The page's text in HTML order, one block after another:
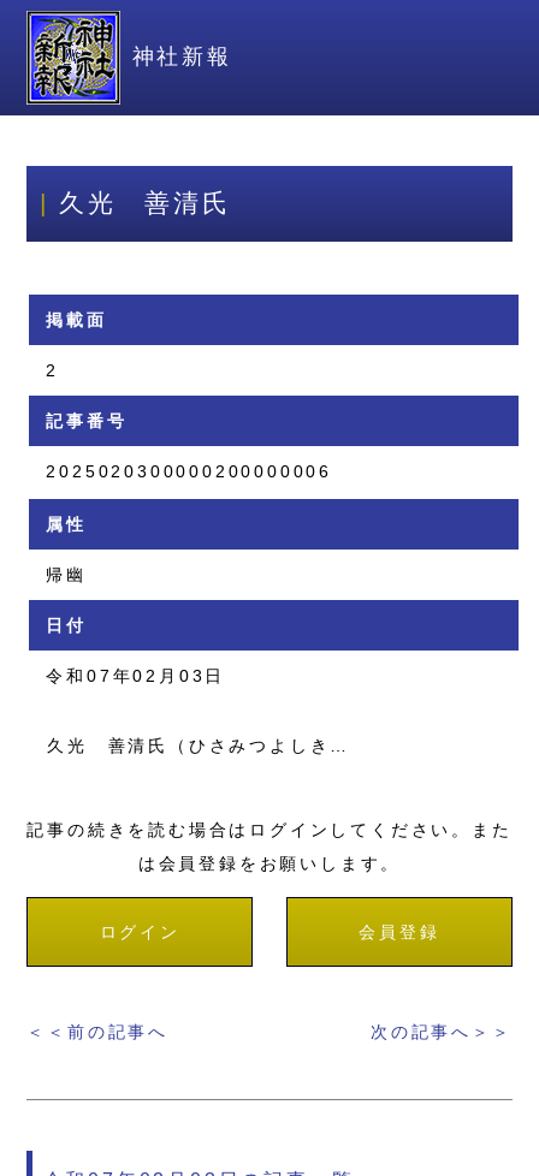
神社新報
久光 善清氏
掲載面
2
記事番号
2025020300000200000006
属性
帰幽
日付
令和07年02月03日
久光 善清氏（ひさみつよしき…
記事の続きを読む場合はログインしてください。また
は会員登録をお願いします。
ログイン 会員登録
＜＜前の記事へ 次の記事へ＞＞